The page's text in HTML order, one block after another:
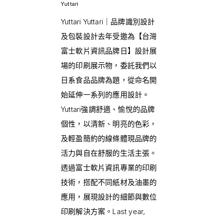
Yuttari
Yuttari Yuttari｜品牌識別設計
及包裝設計去年受邀為【台灣
富士軟片資訊品牌日】設計展
場的印刷展示物，委託我們以
日系食品品牌為題，從命名開
始延伸一系列的應用設計。
Yuttari強調舒適、愉悅的品牌
個性，以清新、明亮的色彩，
及輕盈簡約的線條體現品牌的
活力與自在舒服的生活主張。
透過富士軟片資訊專業的印刷
技術，搭配不同紙材及油墨的
應用，展現設計的細節與數位
印刷解決方案。Last year,